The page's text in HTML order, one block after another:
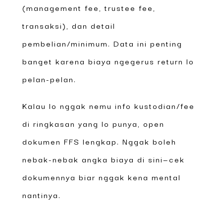
(management fee, trustee fee,
transaksi), dan detail
pembelian/minimum. Data ini penting
banget karena biaya ngegerus return lo
pelan-pelan.
Kalau lo nggak nemu info kustodian/fee
di ringkasan yang lo punya, open
dokumen FFS lengkap. Nggak boleh
nebak-nebak angka biaya di sini—cek
dokumennya biar nggak kena mental
nantinya.